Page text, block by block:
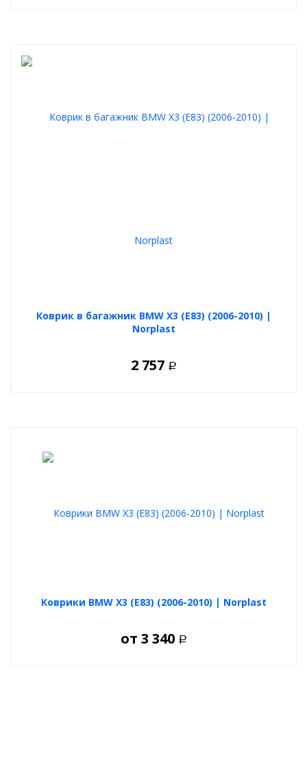
Коврик в багажник BMW X3 (E83) (2006-2010) |
Norplast
2 757 Р
Коврики BMW X3 (E83) (2006-2010) | Norplast
от 3 340 Р